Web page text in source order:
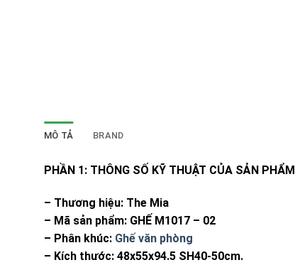
MÔ TẢ BRAND
PHẦN 1: THÔNG SỐ KỸ THUẬT CỦA SẢN PHẨM
– Thương hiệu: The Mia
– Mã sản phẩm: GHẾ M1017 – 02
– Phân khúc: Ghế văn phòng
– Kích thước: 48x55x94.5 SH40-50cm.